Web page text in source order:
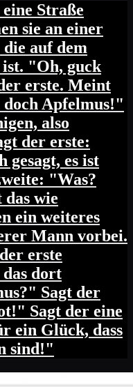
Straße
sie an einer
die auf dem
"Oh, guck
erste. Meint
doch Apfelmus!"
also
der erste:
gesagt, es ist
"Was?
wie
ein weiteres
Mann vorbei.
erste
dort
Sagt der
Sagt der eine
ein Glück, dass
sind!"